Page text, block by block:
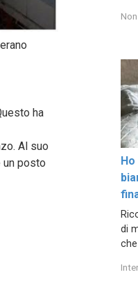
ha
Al suo
un posto
di
che